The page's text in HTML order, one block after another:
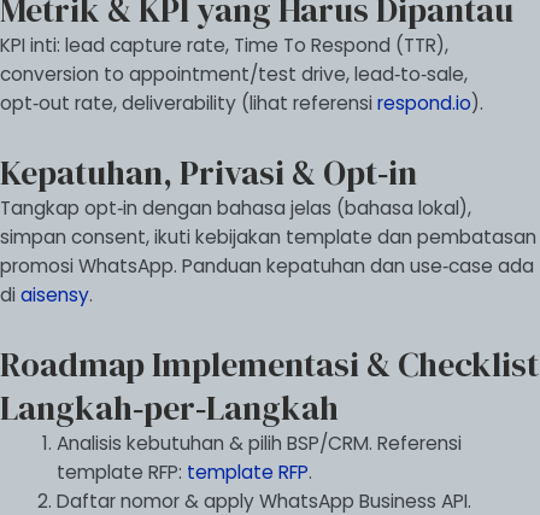
KPI inti: lead capture rate, Time To Respond (TTR),
conversion to appointment/test drive, lead‑to‑sale,
opt‑out rate, deliverability (lihat referensi respond.io).
Kepatuhan, Privasi & Opt‑in
Tangkap opt‑in dengan bahasa jelas (bahasa lokal),
simpan consent, ikuti kebijakan template dan pembatasan
promosi WhatsApp. Panduan kepatuhan dan use‑case ada
di aisensy.
Roadmap Implementasi & Checklist
Langkah‑per‑Langkah
Analisis kebutuhan & pilih BSP/CRM. Referensi
template RFP: template RFP.
Daftar nomor & apply WhatsApp Business API.